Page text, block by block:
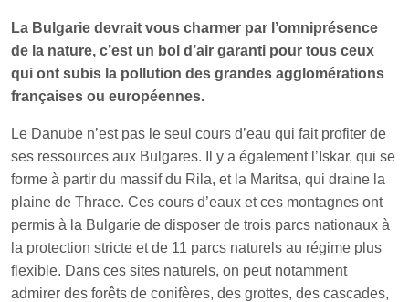
La Bulgarie devrait vous charmer par l’omniprésence
de la nature, c’est un bol d’air garanti pour tous ceux
qui ont subis la pollution des grandes agglomérations
françaises ou européennes.
Le Danube n’est pas le seul cours d’eau qui fait profiter de
ses ressources aux Bulgares. Il y a également l’Iskar, qui se
forme à partir du massif du Rila, et la Maritsa, qui draine la
plaine de Thrace. Ces cours d’eaux et ces montagnes ont
permis à la Bulgarie de disposer de trois parcs nationaux à
la protection stricte et de 11 parcs naturels au régime plus
flexible. Dans ces sites naturels, on peut notamment
admirer des forêts de conifères, des grottes, des cascades,